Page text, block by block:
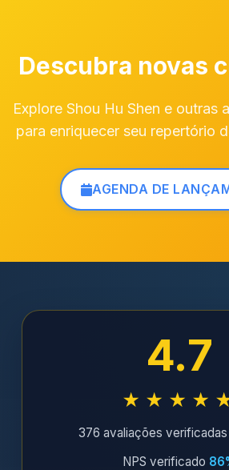
Descubra novas
Explore Shou Hu Shen e outras
para enriquecer seu repertório
AGENDA DE
4.7
376 avaliações
NPS verificado